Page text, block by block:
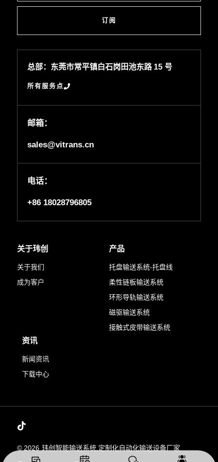
订阅
总部：东莞市常平镇白石岗田池东路 15 号
所有服务点
邮箱：
sales@vitrans.cn
电话：
+86 18028796805
关于玮创
关于我们
成为客户
产品
托盘输送系统-托盘线
柔性链板输送系统
环形导轨输送系统
磁驱输送系统
接触式皮带输送系统
资讯
新闻资讯
下载中心
© 2026 玮创智能输送系统,定制化自动化输送设备厂家